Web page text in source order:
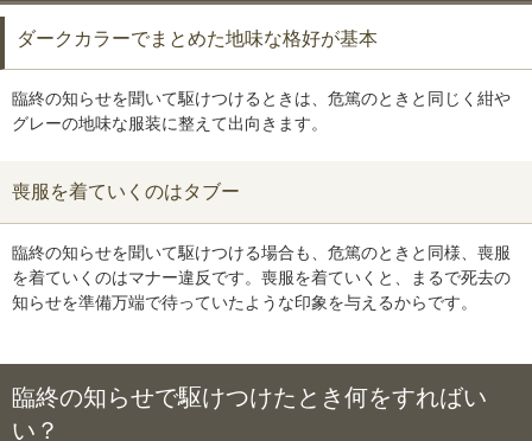
ダークカラーでまとめた地味な格好が基本
臨終の知らせを聞いて駆けつけるときは、危篤のときと同じく紺や
グレーの地味な服装に整えて出向きます。
喪服を着ていくのはタブー
臨終の知らせを聞いて駆けつける場合も、危篤のときと同様、喪服
を着ていくのはマナー違反です。喪服を着ていくと、まるで死去の
知らせを準備万端で待っていたような印象を与えるからです。
臨終の知らせで駆けつけたとき何をすればい
い？